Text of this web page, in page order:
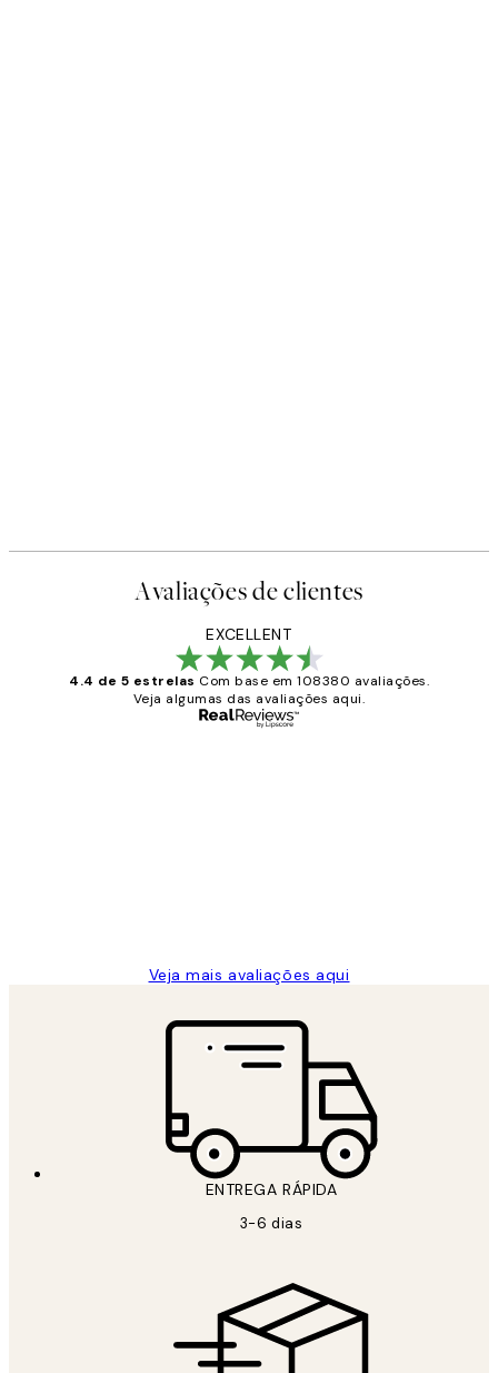
Avaliações de clientes
EXCELLENT
4.4 de 5 estrelas Com base em 108380 avaliações.
Veja algumas das avaliações aqui.
Veja mais avaliações aqui
ENTREGA RÁPIDA
3-6 dias